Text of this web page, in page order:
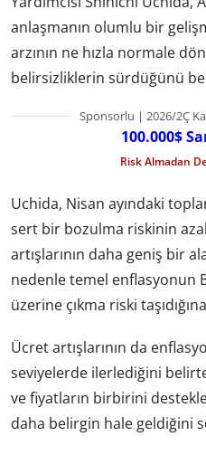
anlaşmanın olumlu bir
arzının ne hızla normale
belirsizliklerin sürdüğünü
Sponsorlu | 2026/2Ç
100.000$
Risk Almadan
Uchida, Nisan ayındaki
sert bir bozulma riskinin
artışlarının daha geniş bir
nedenle temel enflasyonun
üzerine çıkma riski
Ücret artışlarının da
seviyelerde ilerlediğini
ve fiyatların birbirini
daha belirgin hale geldiğini